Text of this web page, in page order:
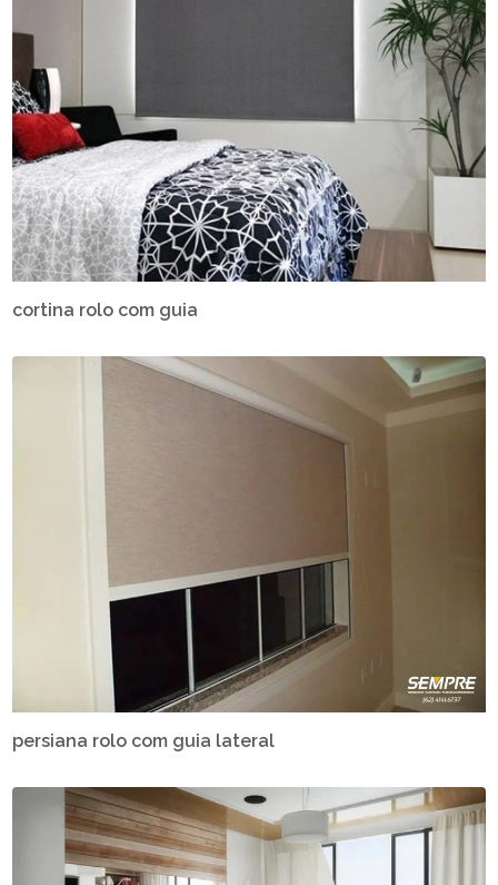
cortina rolo com guia
persiana rolo com guia lateral